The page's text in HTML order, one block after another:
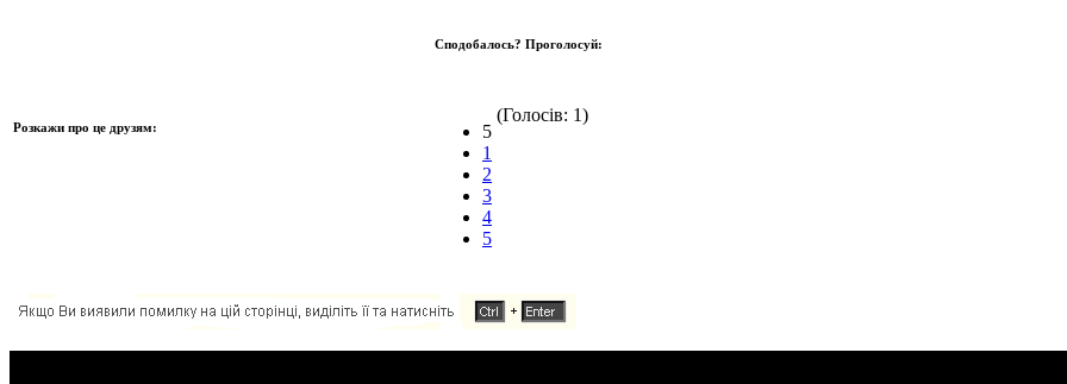
Розкажи про це друзям:
Сподобалось? Проголосуй:
5
1
2
3
4
5
(Голосів: 1)